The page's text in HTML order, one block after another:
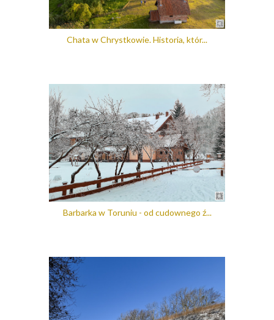
Chata w Chrystkowie. Historia, któr...
Barbarka w Toruniu - od cudownego ź...